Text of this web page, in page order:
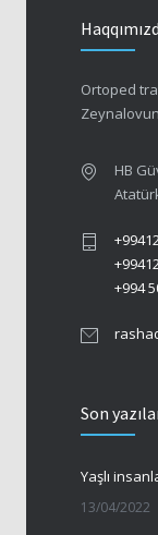
Ortoped
HB
+994
Son
13/04/2022